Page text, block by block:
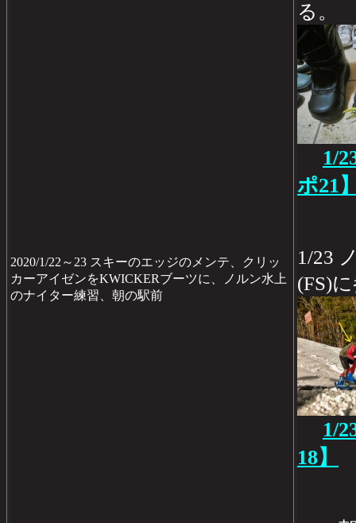
2020/1/22～23 スキーのエッジのメンテ、クリッ
カーアイゼンをKWICKERブーツに、ノルン水上
のナイター練習、朝の駅前
る。
1/
ポ21
1/23
(FS)
1/
18】